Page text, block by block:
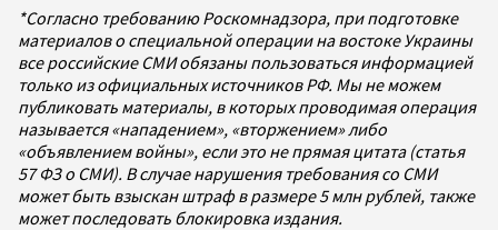
*Согласно требованию Роскомнадзора, при подготовке
материалов о специальной операции на востоке Украины
все российские СМИ обязаны пользоваться информацией
только из официальных источников РФ. Мы не можем
публиковать материалы, в которых проводимая операция
называется «нападением», «вторжением» либо
«объявлением войны», если это не прямая цитата (статья
57 ФЗ о СМИ). В случае нарушения требования со СМИ
может быть взыскан штраф в размере 5 млн рублей, также
может последовать блокировка издания.